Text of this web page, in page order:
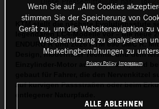
KTM stellt die nächste Evolutionsstufe
legendären LC4-Modelle vor – die neue
ENDURO R und 2026 KTM 690 SMC R.
Design, modernster Technik und dem
Einzylinder-Motor auf dem Markt, sind
auf kurvigen Passstraßen oder beim
Wenn Sie auf „Alle Cookies
stimmen Sie der Speicherung von
Gerät zu, um die Websitenavigation zu
Websitenutzung zu analysieren
Marketingbemühungen zu
Privacy Policy Impressum
ALLE ABLEHNEN